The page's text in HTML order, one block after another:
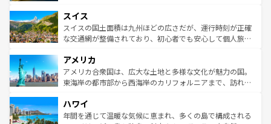
れる地方に足を運ぶとそれぞれで全く異なる文化を体験で
きるだろう。 なお、新着のフランス情報はコンテンツ一覧
を参照してほしい。
は、お酒好きな人にはぜひ体験してほしい。 なお、新着の
ドイツ情報はコンテンツ一覧を参照してほしい。
リアごとに異なる魅力がある。また、優雅なアフタヌーン
ティー、ビール好きにはたまらない英国パブ、サッカー観
戦など、本場だからこそできる体験も豊富。イギリスを旅
ンツ一覧を参照してほしい。
スイス
スイスの国土面積は九州ほどの広さだが、運行時刻が正確
な交通網が整備されており、初心者でも安心して個人旅行
の建物がそのまま残る町や、スイスならではのユニークな
博物館もあり、アルプス観光だけでなく町歩きも満喫する
ことができる。国民の所得が高いため物価も高いが、旅行
ば市内交通費無料で観光を楽しむこともできる。 なお、新
着のスイス情報はコンテンツ一覧 を参照してほしい。
アメリカ
アメリカ合衆国は、広大な土地と多様な文化が魅力の国。
東海岸の都市部から西海岸のカリフォルニアまで、訪れる
のような巨大都市は、観光、ショッピング、エンターテイ
ンメントが詰まった刺激的なスポットだ。一方、アメリカ
ハワイ
年間を通じて温暖な気候に恵まれ、多くの島で構成される